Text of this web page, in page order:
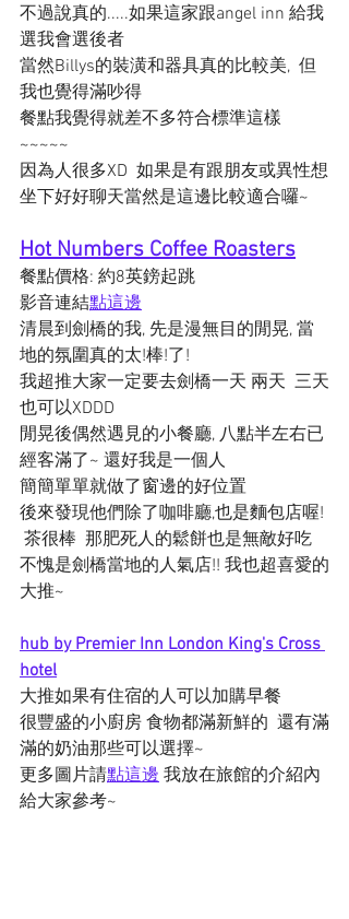
不過說真的.....如果這家跟angel inn 給我
選我會選後者
當然Billys的裝潢和器具真的比較美,  但
我也覺得滿吵得
餐點我覺得就差不多符合標準這樣
~~~~~
因為人很多XD  如果是有跟朋友或異性想
坐下好好聊天當然是這邊比較適合囉~
Hot Numbers Coffee Roasters
餐點價格: 約8英鎊起跳
影音連結點這邊
清晨到劍橋的我, 先是漫無目的閒晃, 當
地的氛圍真的太!棒!了!
我超推大家一定要去劍橋一天 兩天  三天
也可以XDDD
閒晃後偶然遇見的小餐廳, 八點半左右已
經客滿了~ 還好我是一個人
簡簡單單就做了窗邊的好位置
後來發現他們除了咖啡廳,也是麵包店喔!
茶很棒  那肥死人的鬆餅也是無敵好吃
不愧是劍橋當地的人氣店!! 我也超喜愛的
大推~
hub by Premier Inn London King's Cross
hotel
大推如果有住宿的人可以加購早餐
很豐盛的小廚房 食物都滿新鮮的  還有滿
滿的奶油那些可以選擇~
更多圖片請點這邊 我放在旅館的介紹內
給大家參考~